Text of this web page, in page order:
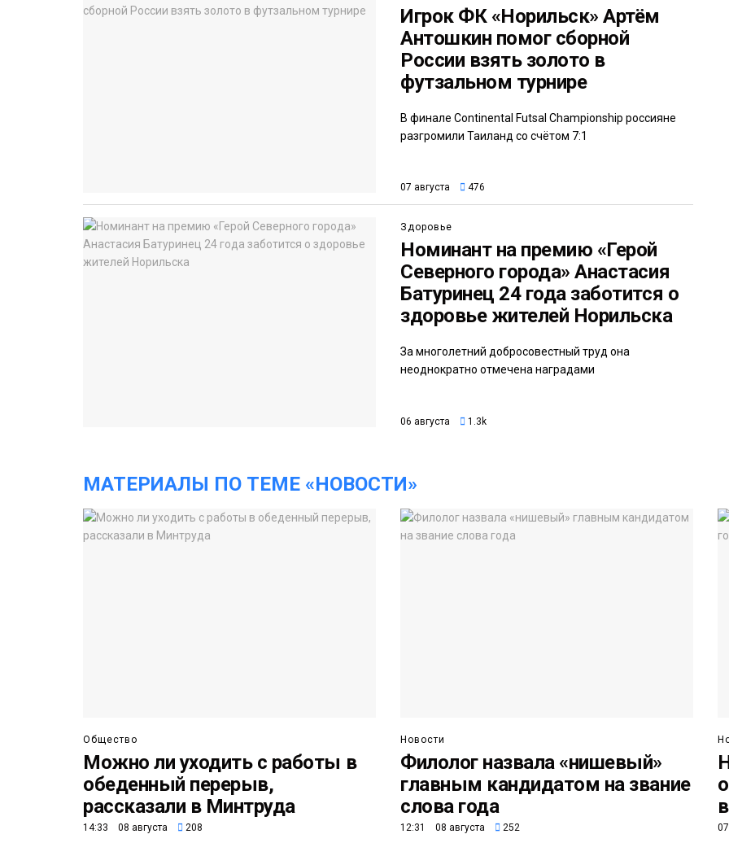
Игрок ФК «Норильск» Артём
Антошкин помог сборной
России взять золото в
футзальном турнире
В финале Continental Futsal Championship россияне
разгромили Таиланд со счётом 7:1
07 августа 476
Здоровье
Номинант на премию «Герой
Северного города» Анастасия
Батуринец 24 года заботится о
здоровье жителей Норильска
За многолетний добросовестный труд она
неоднократно отмечена наградами
06 августа 1.3k
МАТЕРИАЛЫ ПО ТЕМЕ «НОВОСТИ»
Общество
Можно ли уходить с работы в
обеденный перерыв,
рассказали в Минтруда
14:33 08 августа 208
Новости
Филолог назвала «нишевый»
главным кандидатом на звание
слова года
12:31 08 августа 252